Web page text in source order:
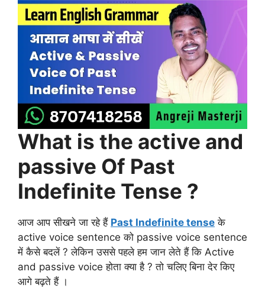
What is the active and
passive Of Past
Indefinite Tense ?
आज आप सीखने जा रहे हैं Past Indefinite tense के
active voice sentence को passive voice sentence
में कैसे बदलें ? लेकिन उससे पहले हम जान लेते हैं कि Active
and passive voice होता क्या है ? तो चलिए बिना देर किए
आगे बढ़ते हैं ।